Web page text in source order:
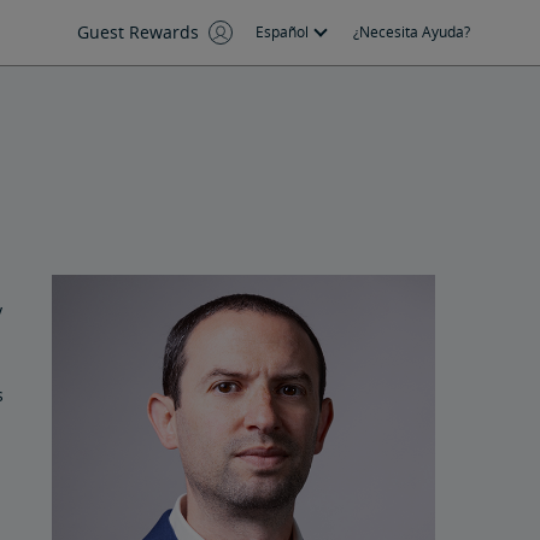
Guest Rewards Español ¿Necesita Ayuda?